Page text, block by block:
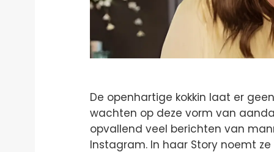
De openhartige kokkin laat er
wachten op deze vorm van
opvallend veel berichten van
Instagram. In haar Story noemt